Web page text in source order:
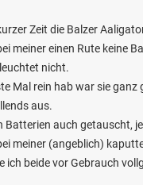
Zeit die Balzer
meiner einen Rute keine
nicht.
Mal rein hab war sie ganz
aus.
Batterien auch getauscht,
meiner (angeblich)
ich beide vor Gebrauch